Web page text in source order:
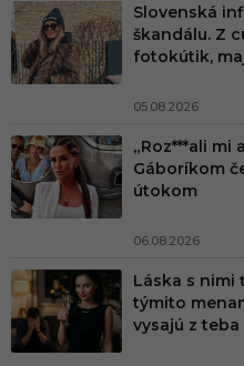
Slovenská
škandálu. Z
fotokútik,
05.08.2026
„Roz***ali mi
Gáboríkom
útokom
06.08.2026
Láska s nimi
týmito
vysajú z